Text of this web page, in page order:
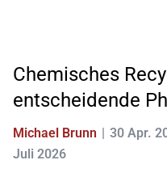
Chemisches
entscheidende
Michael Brunn 30 Apr.
Juli 2026